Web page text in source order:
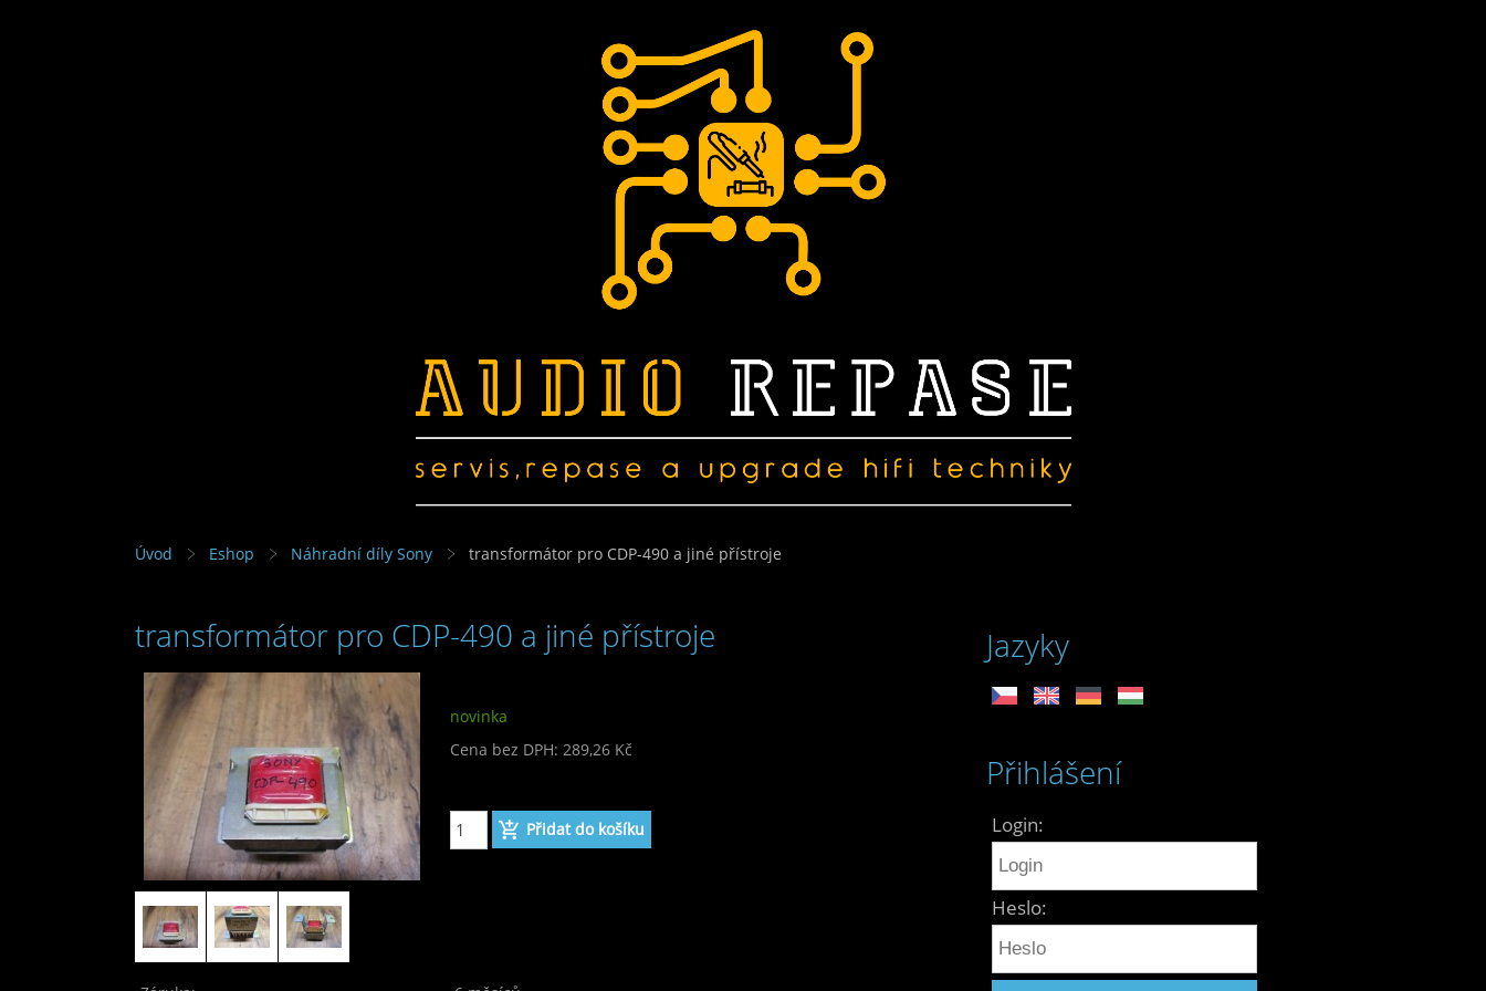
Úvod Eshop Náhradní díly Sony transformátor pro CDP-490 a jiné přístroje
transformátor pro CDP-490 a jiné přístroje
novinka
Cena bez DPH: 289,26 Kč
Jazyky
Přihlášení
Login:
Heslo: